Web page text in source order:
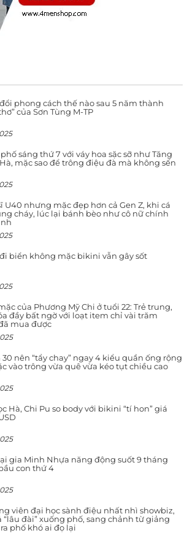
phong cách thế nào sau 5 năm thành
của Sơn Tùng M-TP
sáng thứ 7 với váy hoa sặc sỡ như Tăng
mặc sao để trông điệu đà mà không sến
U40 nhưng mặc đẹp hơn cả Gen Z, khi cá
cháy, lúc lại bánh bèo như cô nữ chính
biển không mặc bikini vẫn gây sốt
của Phương Mỹ Chi ở tuổi 22: Trẻ trung,
đầy bất ngờ với loạt item chỉ vài trăm
mua được
30 nên “tẩy chay” ngay 4 kiểu quần ống rộng
vào trông vừa quê vừa kéo tụt chiều cao
Hà, Chi Pu so body với bikini “tí hon” giá
gia Minh Nhựa năng động suốt 9 tháng
con thứ 4
viên đại học sành điệu nhất nhì showbiz,
“lâu đài” xuống phố, sang chảnh từ giảng
phố khó ai đọ lại